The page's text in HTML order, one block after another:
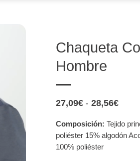
Chaqueta
Hombre
27,09€ - 28,56€Rango
desde
Composición: Tejido
poliéster 15% algodón
100% poliéster